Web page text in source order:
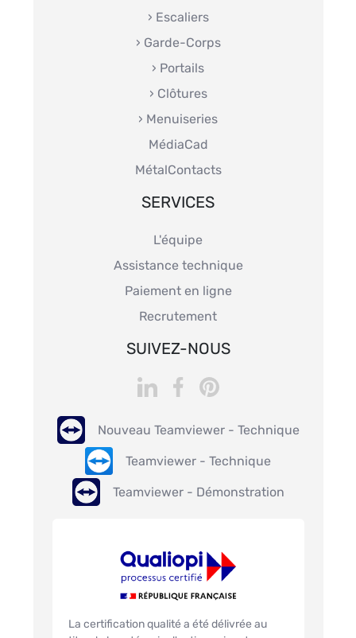
› Escaliers
› Garde-Corps
› Portails
› Clôtures
› Menuiseries
MédiaCad
MétalContacts
SERVICES
L'équipe
Assistance technique
Paiement en ligne
Recrutement
SUIVEZ-NOUS
Nouveau Teamviewer - Technique
Teamviewer - Technique
Teamviewer - Démonstration
La certification qualité a été délivrée au